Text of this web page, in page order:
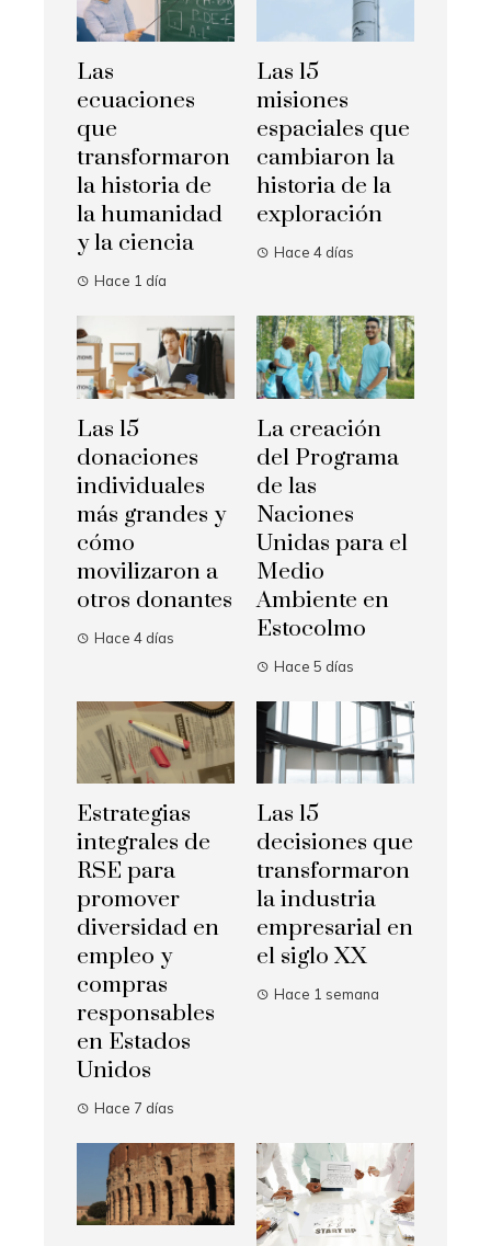
Las
ecuaciones
que
transformaron
la historia de
la humanidad
y la ciencia
Hace 1 día
Las 15
misiones
espaciales que
cambiaron la
historia de la
exploración
Hace 4 días
Las 15
donaciones
individuales
más grandes y
cómo
movilizaron a
otros donantes
Hace 4 días
La creación
del Programa
de las
Naciones
Unidas para el
Medio
Ambiente en
Estocolmo
Hace 5 días
Estrategias
integrales de
RSE para
promover
diversidad en
empleo y
compras
responsables
en Estados
Unidos
Hace 7 días
Las 15
decisiones que
transformaron
la industria
empresarial en
el siglo XX
Hace 1 semana